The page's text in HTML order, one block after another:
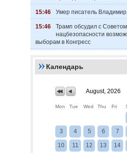
15:46 Умер писатель
15:46
Трамп обсудил с Советом
нацбезопасности
выборам в Конгресс
Календарь
August, 2026
Mon Tue Wed Thu Fri
3 4 5 6 7
10 11 12 13 14